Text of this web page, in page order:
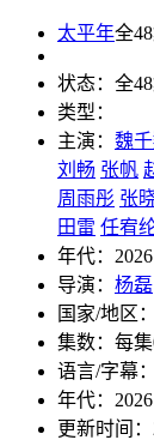
太平年全
状态： 全
类型：
主演： 魏
刘畅 张帆
周雨彤 张
田雷 任宥
年代：
导演： 杨磊
国家/地区：
集数： 每
语言/字幕：
年代： 2026
更新时间：